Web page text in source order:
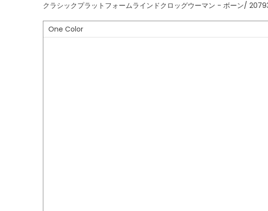
クラシックプラットフォームラインドクロッグウーマン - ボーン/
One Color